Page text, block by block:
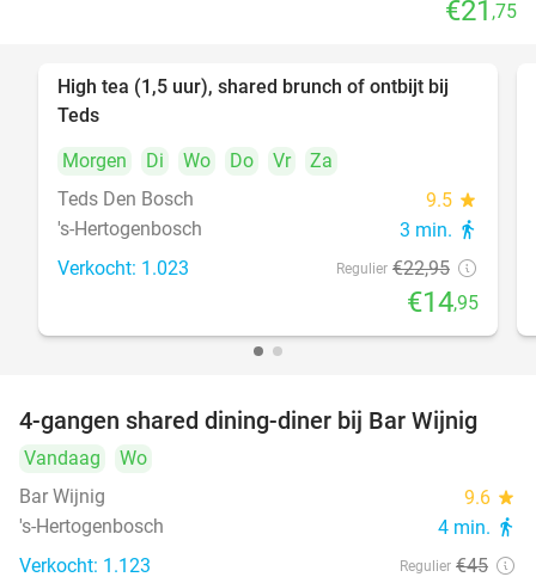
€21 ,75
35%
High tea (1,5 uur), shared brunch of ontbijt bij
Teds
Morgen
Di Wo Do Vr
Za
Teds Den Bosch
9.5 star
's-Hertogenbosch 3 min. directions_walk
Verkocht: 1.023 Regulier €22,95
€14,95
45%
4-gangen shared dining-diner bij Bar Wijnig
Vandaag
Wo
Bar Wijnig
9.6 star
's-Hertogenbosch 4 min. directions_walk
Verkocht: 1.123 Regulier €45